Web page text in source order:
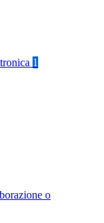
1
o